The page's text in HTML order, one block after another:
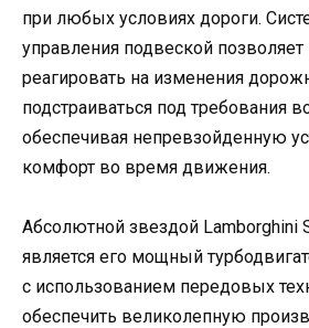
при любых условиях дороги.
управления подвеской
реагировать на изменения
подстраиваться под требования
обеспечивая непревзойденную
комфорт во время движения.
Абсолютной звездой Lamborghini
является его мощный
с использованием передовых
обеспечить великолепную